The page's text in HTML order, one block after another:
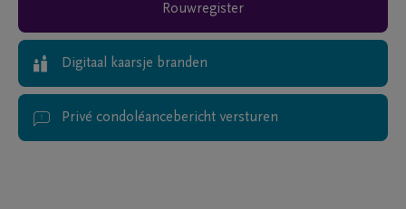
Rouwregister
Digitaal kaarsje branden
Privé condoléancebericht versturen